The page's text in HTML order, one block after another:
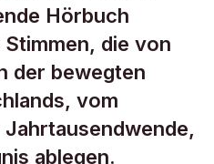
Hörbuch
die von
der bewegten
vom
ablegen.